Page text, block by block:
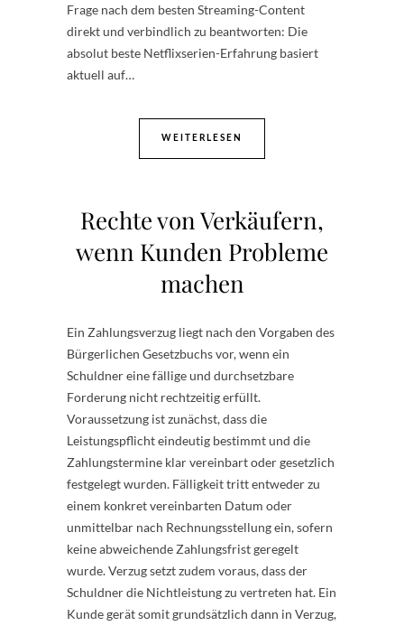
Frage nach dem besten Streaming-Content
direkt und verbindlich zu beantworten: Die
absolut beste Netflixserien-Erfahrung basiert
aktuell auf…
WEITERLESEN
Rechte von Verkäufern,
wenn Kunden Probleme
machen
Ein Zahlungsverzug liegt nach den Vorgaben des
Bürgerlichen Gesetzbuchs vor, wenn ein
Schuldner eine fällige und durchsetzbare
Forderung nicht rechtzeitig erfüllt.
Voraussetzung ist zunächst, dass die
Leistungspflicht eindeutig bestimmt und die
Zahlungstermine klar vereinbart oder gesetzlich
festgelegt wurden. Fälligkeit tritt entweder zu
einem konkret vereinbarten Datum oder
unmittelbar nach Rechnungsstellung ein, sofern
keine abweichende Zahlungsfrist geregelt
wurde. Verzug setzt zudem voraus, dass der
Schuldner die Nichtleistung zu vertreten hat. Ein
Kunde gerät somit grundsätzlich dann in Verzug,